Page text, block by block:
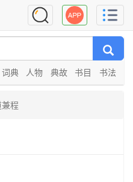
词典 人物 典故 书目 书法
程